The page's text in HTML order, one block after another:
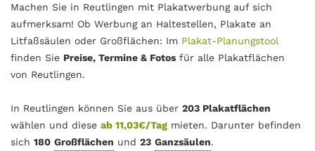
Machen Sie in Reutlingen mit Plakatwerbung auf sich
aufmerksam! Ob Werbung an Haltestellen, Plakate an
Litfaßsäulen oder Großflächen: Im Plakat-Planungstool
finden Sie Preise, Termine & Fotos für alle Plakatflächen
von Reutlingen.
In Reutlingen können Sie aus über 203 Plakatflächen
wählen und diese ab 11,03€/Tag mieten. Darunter befinden
sich 180 Großflächen und 23 Ganzsäulen.